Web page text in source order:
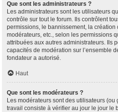
Que sont les administrateurs ?
Les administrateurs sont les utilisateurs
contrôle sur tout le forum. Ils contrôlent
permissions, le bannissement, la création
modérateurs, etc., selon les permissions
attribuées aux autres administrateurs. Ils
capacités de modération sur l’ensemble
fondateur a autorisé.
Haut
Que sont les modérateurs ?
Les modérateurs sont des utilisateurs (ou
travail consiste à vérifier au jour le jour le